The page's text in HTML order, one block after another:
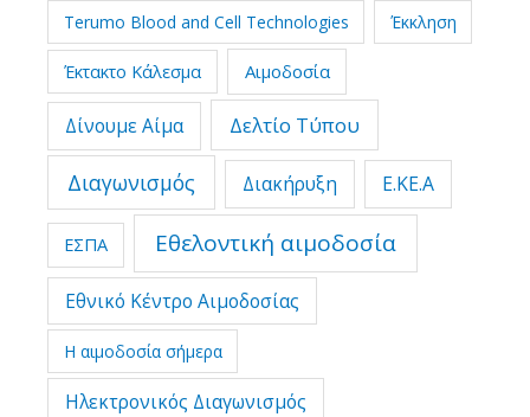
Terumo Blood and Cell Technologies Έκκληση
Έκτακτο Κάλεσμα Αιμοδοσία
Δίνουμε Αίμα Δελτίο Τύπου
Διαγωνισμός Διακήρυξη Ε.ΚΕ.Α
ΕΣΠΑ Εθελοντική αιμοδοσία
Εθνικό Κέντρο Αιμοδοσίας
Η αιμοδοσία σήμερα
Ηλεκτρονικός Διαγωνισμός